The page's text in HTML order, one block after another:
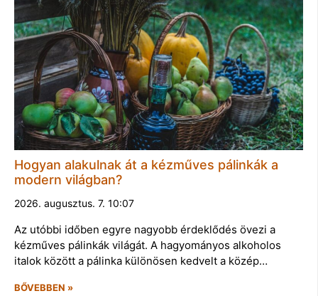
Hogyan alakulnak át a kézműves pálinkák a
modern világban?
2026. augusztus. 7. 10:07
Az utóbbi időben egyre nagyobb érdeklődés övezi a
kézműves pálinkák világát. A hagyományos alkoholos
italok között a pálinka különösen kedvelt a közép…
BŐVEBBEN »